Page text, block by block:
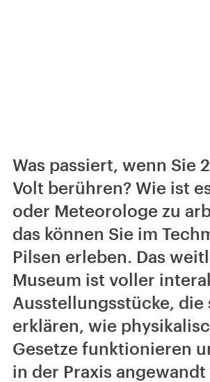
Was passiert, wenn Sie
Volt berühren? Wie ist
oder Meteorologe zu
das können Sie im
Pilsen erleben. Das
Museum ist voller
Ausstellungsstücke, die
erklären, wie
Gesetze funktionieren
in der Praxis